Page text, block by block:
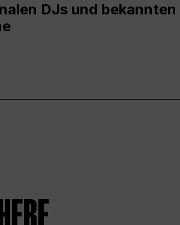
DJs und